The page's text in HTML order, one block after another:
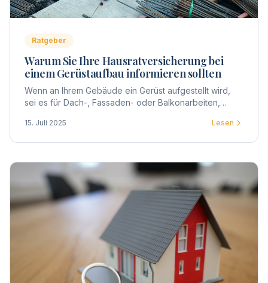
Ratgeber
Warum Sie Ihre Hausratversicherung bei
einem Gerüstaufbau informieren sollten
Wenn an Ihrem Gebäude ein Gerüst aufgestellt wird,
sei es für Dach-, Fassaden- oder Balkonarbeiten,
sondern auch jeden einzelnen Eigentümer.
15. Juli 2025 Lesen